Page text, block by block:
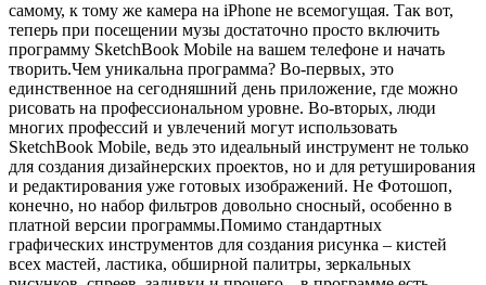
самому, к тому же камера на iPhone не всемогущая. Так вот,
теперь при посещении музы достаточно просто включить
программу SketchBook Mobile на вашем телефоне и начать
творить.Чем уникальна программа? Во-первых, это
единственное на сегодняшний день приложение, где можно
рисовать на профессиональном уровне. Во-вторых, люди
многих профессий и увлечений могут использовать
SketchBook Mobile, ведь это идеальный инструмент не только
для создания дизайнерских проектов, но и для ретуширования
и редактирования уже готовых изображений. Не Фотошоп,
конечно, но набор фильтров довольно сносный, особенно в
платной версии программы.Помимо стандартных
графических инструментов для создания рисунка – кистей
всех мастей, ластика, обширной палитры, зеркальных